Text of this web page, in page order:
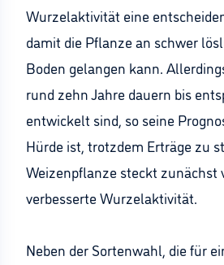
Wurzelaktivität eine
damit die Pflanze an schwer
Boden gelangen kann.
rund zehn Jahre dauern bis
entwickelt sind, so seine
Hürde ist, trotzdem Erträge zu
Weizenpflanze steckt zunächst
verbesserte Wurzelaktivität.
Neben der Sortenwahl, die für